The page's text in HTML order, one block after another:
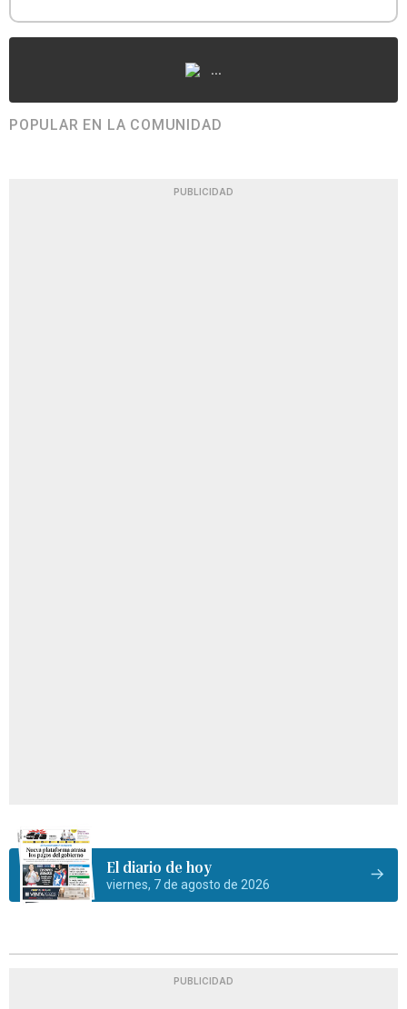
...
POPULAR EN LA COMUNIDAD
PUBLICIDAD
El diario de hoy
viernes, 7 de agosto de 2026
PUBLICIDAD